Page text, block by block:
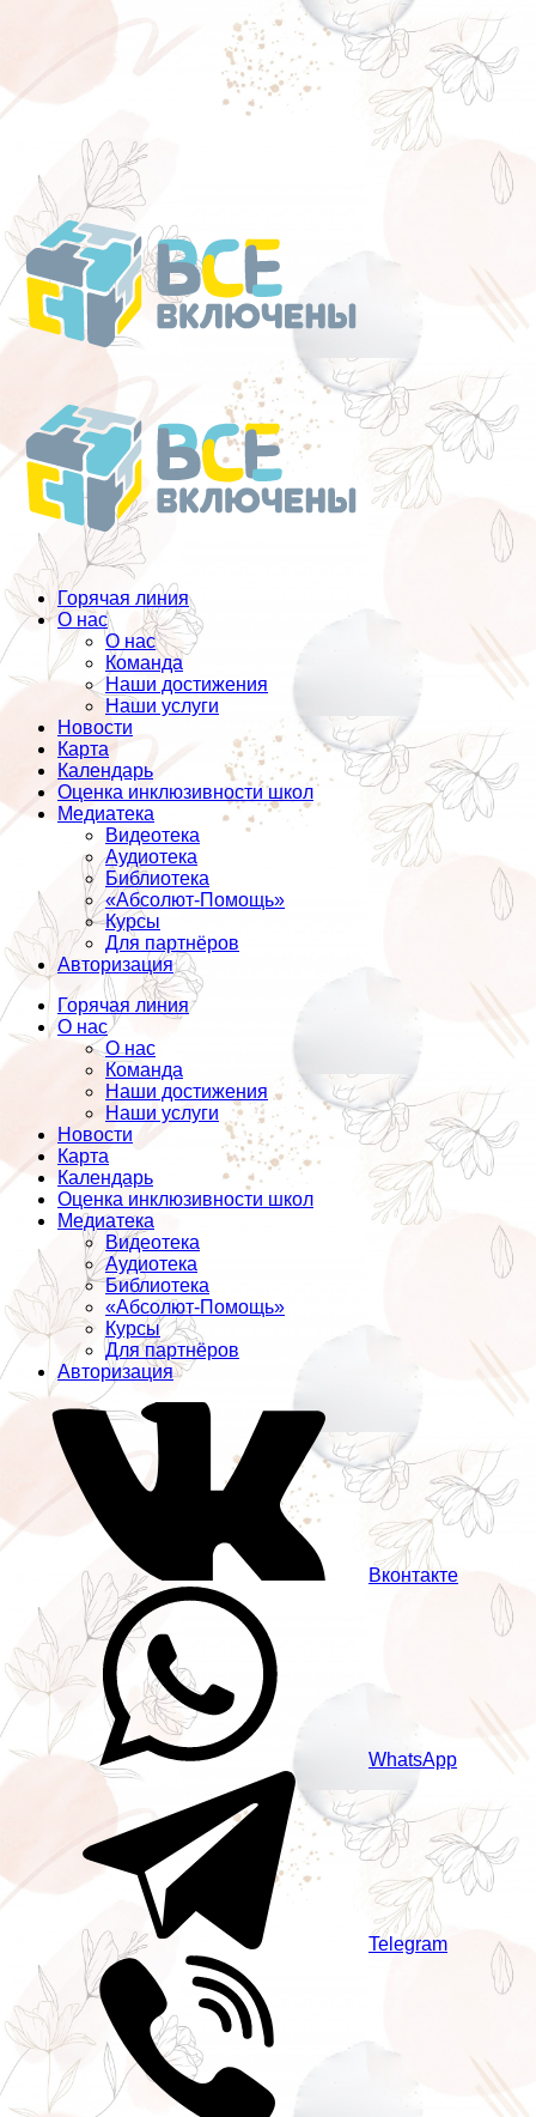
Перейти
к
содержанию
Горячая линия
О нас
О нас
Команда
Наши достижения
Наши услуги
Новости
Карта
Календарь
Оценка инклюзивности школ
Медиатека
Видеотека
Аудиотека
Библиотека
«Абсолют-Помощь»
Курсы
Для партнёров
Авторизация
Горячая линия
О нас
О нас
Команда
Наши достижения
Наши услуги
Новости
Карта
Календарь
Оценка инклюзивности школ
Медиатека
Видеотека
Аудиотека
Библиотека
«Абсолют-Помощь»
Курсы
Для партнёров
Авторизация
Вконтакте
WhatsApp
Telegram